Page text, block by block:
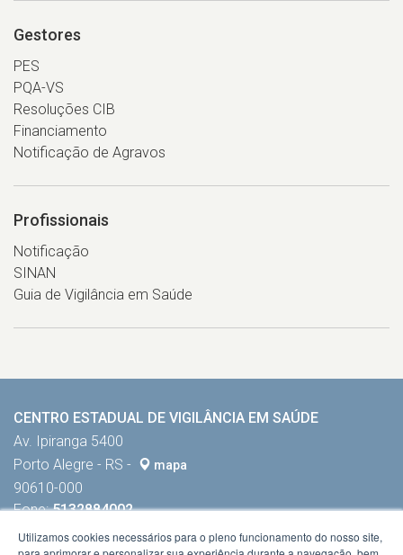
Gestores
PES
PQA-VS
Resoluções CIB
Financiamento
Notificação de Agravos
Profissionais
Notificação
SINAN
Guia de Vigilância em Saúde
CENTRO ESTADUAL DE VIGILÂNCIA EM SAÚDE
Av. Ipiranga 5400
Porto Alegre - RS -
mapa
90610-000
Fone:5132884002
Utilizamos cookies necessários para o pleno funcionamento do nosso site,